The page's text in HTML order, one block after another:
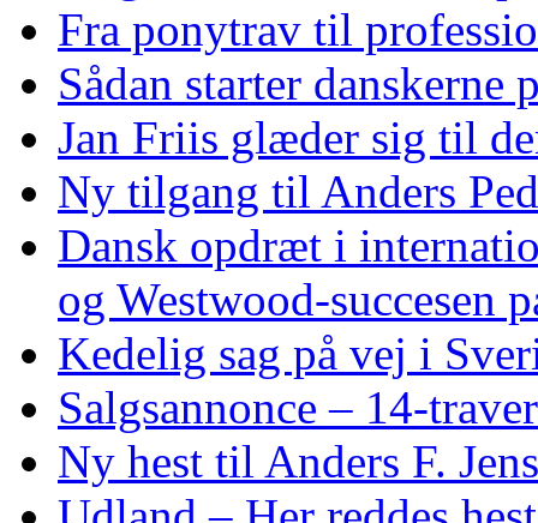
Fra ponytrav til
Sådan starter danskerne
Jan Friis glæder sig til
Ny tilgang til Anders
Dansk opdræt i
og Westwood‑succesen
Kedelig sag på vej i
Salgsannonce –
Ny hest til Anders F.